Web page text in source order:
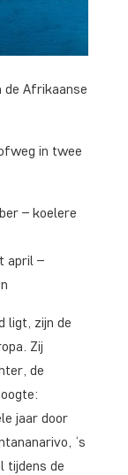
de Afrikaanse
in twee
– koelere
april –
ligt, zijn de
Zij
de
jaar door
‘s
tijdens de